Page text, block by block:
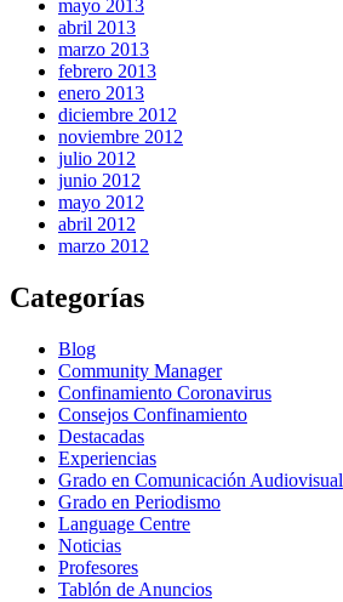
mayo 2013
abril 2013
marzo 2013
febrero 2013
enero 2013
diciembre 2012
noviembre 2012
julio 2012
junio 2012
mayo 2012
abril 2012
marzo 2012
Categorías
Blog
Community Manager
Confinamiento Coronavirus
Consejos Confinamiento
Destacadas
Experiencias
Grado en Comunicación Audiovisual
Grado en Periodismo
Language Centre
Noticias
Profesores
Tablón de Anuncios